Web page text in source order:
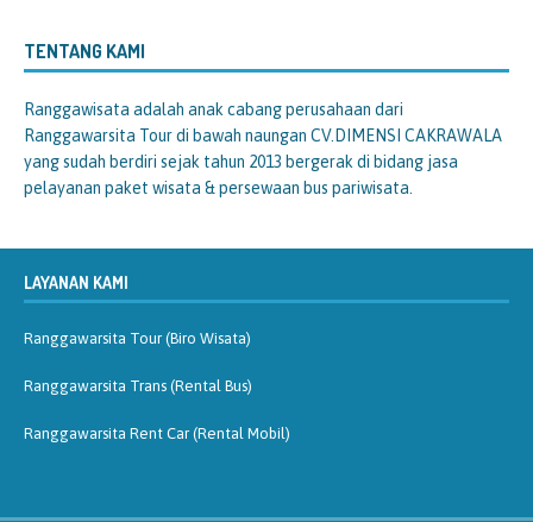
TENTANG KAMI
Ranggawisata adalah anak cabang perusahaan dari
Ranggawarsita Tour di bawah naungan CV.DIMENSI CAKRAWALA
yang sudah berdiri sejak tahun 2013 bergerak di bidang jasa
pelayanan paket wisata & persewaan bus pariwisata.
LAYANAN KAMI
Ranggawarsita Tour (Biro Wisata)
Ranggawarsita Trans (Rental Bus)
Ranggawarsita Rent Car (Rental Mobil)